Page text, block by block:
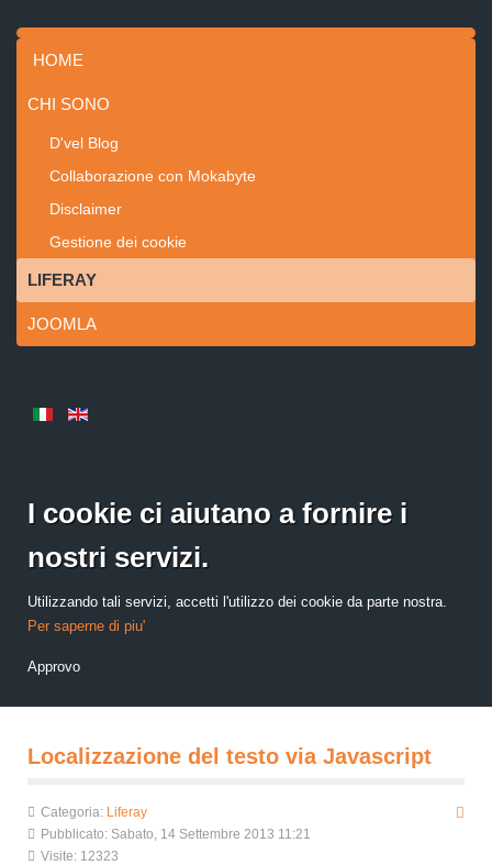
HOME
CHI SONO
D'vel Blog
Collaborazione con Mokabyte
Disclaimer
Gestione dei cookie
LIFERAY
JOOMLA
I cookie ci aiutano a fornire i
nostri servizi.
Utilizzando tali servizi, accetti l'utilizzo dei cookie da parte nostra.
Per saperne di piu'
Approvo
Localizzazione del testo via Javascript
Categoria: Liferay
Pubblicato: Sabato, 14 Settembre 2013 11:21
Visite: 12323